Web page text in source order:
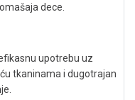
dece.
upotrebu uz
tkaninama i dugotrajan